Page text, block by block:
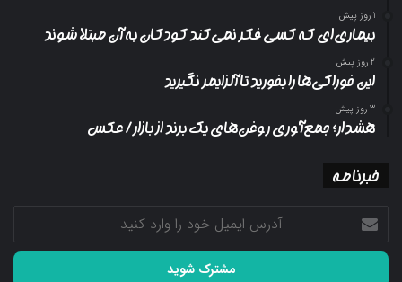
1 روز پیش
بیماری‌ای که کسی فکر نمی‌کند کودکان به آن مبتلا شوند
2 روز پیش
این خوراکی‌ها را بخورید تا آلزایمر نگیرید
3 روز پیش
هشدار؛ جمع‌آوری روغن‌های یک برند از بازار/ عکس
خبرنامه
آدرس
ایمیل
خود